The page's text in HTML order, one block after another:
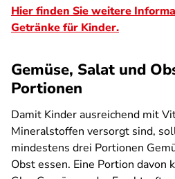
Hier finden Sie weitere
Getränke für Kinder.
Gemüse, Salat und
Portionen
Damit Kinder ausreichend mit
Mineralstoffen versorgt sind,
mindestens drei Portionen
Obst essen. Eine Portion davon